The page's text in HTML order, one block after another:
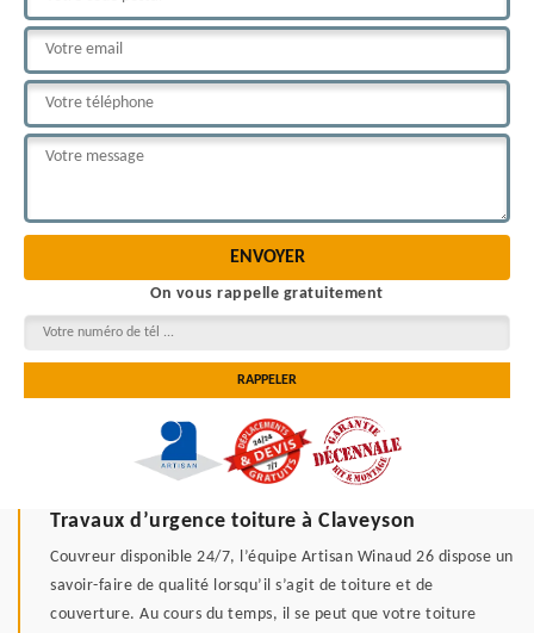
On vous rappelle gratuitement
Travaux d’urgence toiture à Claveyson
Couvreur disponible 24/7, l’équipe Artisan Winaud 26 dispose un
savoir-faire de qualité lorsqu’il s’agit de toiture et de
couverture. Au cours du temps, il se peut que votre toiture